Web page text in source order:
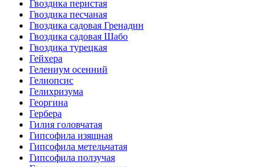
Гвоздика перистая
Гвоздика песчаная
Гвоздика садовая Гренадин
Гвоздика садовая Шабо
Гвоздика турецкая
Гейхера
Гелениум осенний
Гелиопсис
Гелихризума
Георгина
Гербера
Гилия головчатая
Гипсофила изящная
Гипсофила метельчатая
Гипсофила ползучая